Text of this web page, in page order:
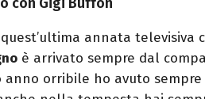
annata televisiva
è arrivato sempre dal
orribile ho avuto sempre